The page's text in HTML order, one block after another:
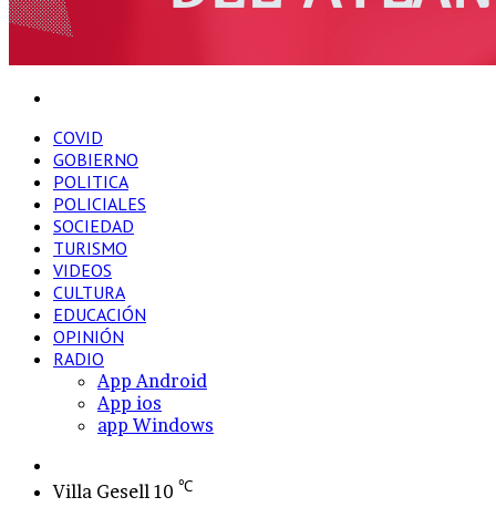
COVID
GOBIERNO
POLITICA
POLICIALES
SOCIEDAD
TURISMO
VIDEOS
CULTURA
EDUCACIÓN
OPINIÓN
RADIO
App Android
App ios
app Windows
skin
Villa Gesell 10 ℃